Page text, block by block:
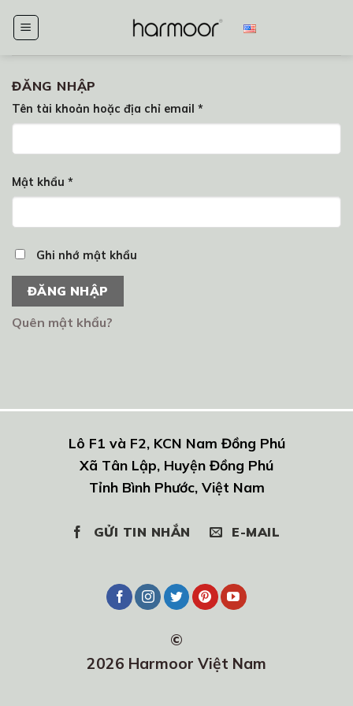
đến
ĐĂNG NHẬP
Tên tài khoản hoặc địa chỉ email *
Mật khẩu *
Ghi nhớ mật khẩu
ĐĂNG NHẬP
Quên mật khẩu?
Lô F1 và F2, KCN Nam Đồng Phú
Xã Tân Lập, Huyện Đồng Phú
Tỉnh Bình Phước, Việt Nam
GỬI TIN NHẮN E-MAIL
©
2026 Harmoor Việt Nam